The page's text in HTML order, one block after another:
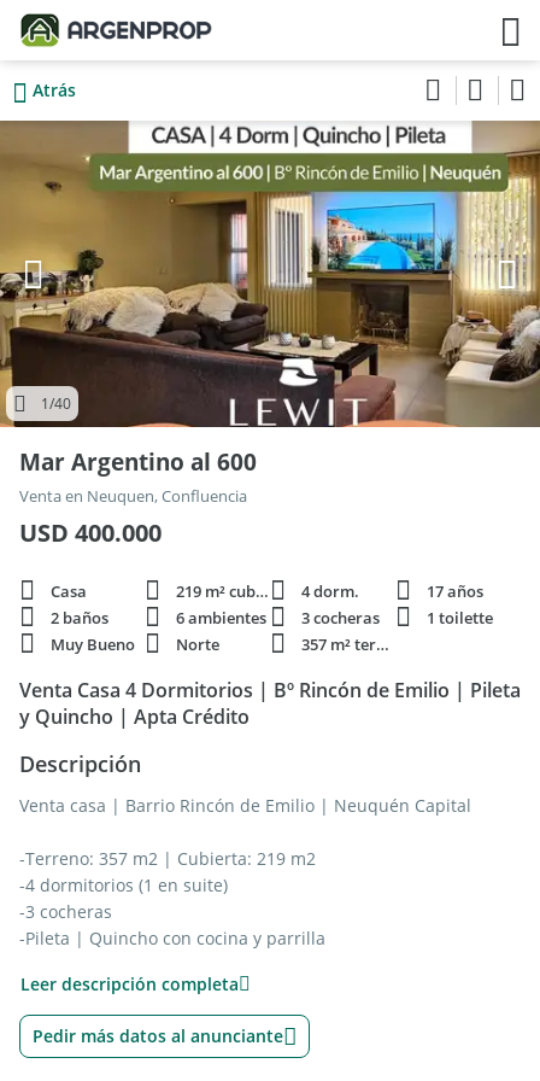
Atrás
1/40
Mar Argentino al 600
Venta en Neuquen, Confluencia
USD 400.000
Casa 219 m² cubie. 4 dorm.
17 años
2 baños
6 ambientes 3 cocheras
1 toilette
Muy Bueno
Norte 357 m² terren.
Venta Casa 4 Dormitorios | Bº Rincón de Emilio | Pileta
y Quincho | Apta Crédito
Descripción
Venta casa | Barrio Rincón de Emilio | Neuquén Capital
-Terreno: 357 m2 | Cubierta: 219 m2
-4 dormitorios (1 en suite)
-3 cocheras
-Pileta | Quincho con cocina y parrilla
-Jardín con riego por aspersión
-Estudio
-Baños reciclados | Aberturas de aluminio
Leer descripción completa
Pedir más datos al anunciante